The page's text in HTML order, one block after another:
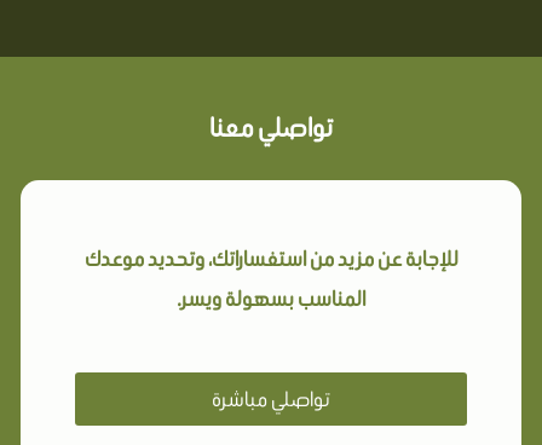
تواصلي معنا
للإجابة عن مزيد من استفساراتك، وتحديد موعدك
المناسب بسهولة ويسر.
تواصلي مباشرة